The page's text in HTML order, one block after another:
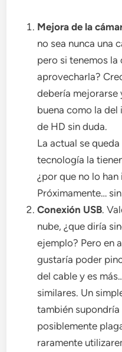
Mejora de la
no sea nunca una
pero si tenemos
aprovecharla?
debería mejorarse
buena como la del
de HD sin duda.
La actual se
tecnología la
¿por que no lo
Próximamente…
Conexión USB.
nube, ¿que diría
ejemplo? Pero en
gustaría poder
del cable y es
similares. Un
también
posiblemente
raramente